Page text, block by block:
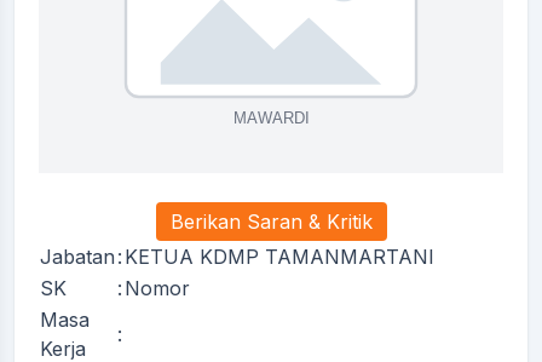
Berikan Saran & Kritik
Jabatan : KETUA KDMP TAMANMARTANI
SK
: Nomor
Masa
Kerja
: